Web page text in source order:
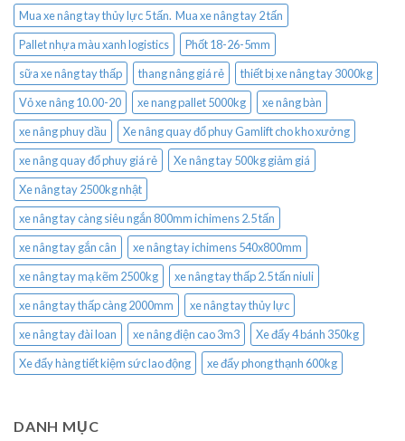
Mua xe nâng tay thủy lực 5 tấn. Mua xe nâng tay 2 tấn
Pallet nhựa màu xanh logistics
Phốt 18-26-5mm
sữa xe nâng tay thấp
thang nâng giá rẻ
thiết bị xe nâng tay 3000kg
Vỏ xe nâng 10.00-20
xe nang pallet 5000kg
xe nâng bàn
xe nâng phuy dầu
Xe nâng quay đổ phuy Gamlift cho kho xưởng
xe nâng quay đổ phuy giá rẻ
Xe nâng tay 500kg giảm giá
Xe nâng tay 2500kg nhật
xe nâng tay càng siêu ngắn 800mm ichimens 2.5 tấn
xe nâng tay gắn cân
xe nâng tay ichimens 540x800mm
xe nâng tay mạ kẽm 2500kg
xe nâng tay thấp 2.5 tấn niuli
xe nâng tay thấp càng 2000mm
xe nâng tay thủy lực
xe nâng tay đài loan
xe nâng điện cao 3m3
Xe đẩy 4 bánh 350kg
Xe đẩy hàng tiết kiệm sức lao động
xe đẩy phong thạnh 600kg
DANH MỤC